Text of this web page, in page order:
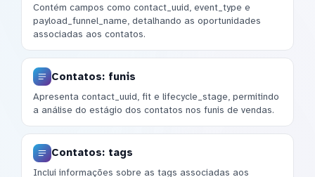
Contém campos como contact_uuid, event_type e
payload_funnel_name, detalhando as oportunidades
associadas aos contatos.
Contatos: funis
Apresenta contact_uuid, fit e lifecycle_stage, permitindo
a análise do estágio dos contatos nos funis de vendas.
Contatos: tags
Inclui informações sobre as tags associadas aos